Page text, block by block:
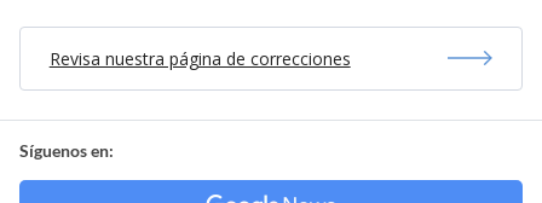
Revisa nuestra página de correcciones
Síguenos en: